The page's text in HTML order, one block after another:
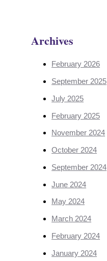
Archives
February 2026
September 2025
July 2025
February 2025
November 2024
October 2024
September 2024
June 2024
May 2024
March 2024
February 2024
January 2024